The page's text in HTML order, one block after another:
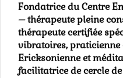
Fondatrice du Centre
– thérapeute pleine
thérapeute certifiée
vibratoires, praticienne
Ericksonienne et
facilitatrice de cercle